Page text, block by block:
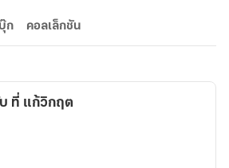
ก คอลเล็กชัน
ที่ แก้วิกฤต